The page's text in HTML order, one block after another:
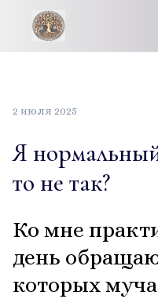
2 июля 2025
Я
то не так?
Ко мне
день
которых